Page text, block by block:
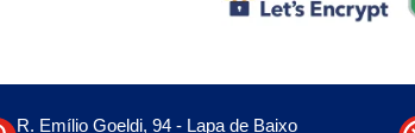
R. Emílio Goeldi, 94 - Lapa de Baixo